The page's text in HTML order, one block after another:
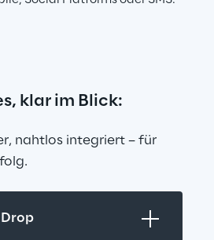
klar im Blick:
nahtlos integriert – für